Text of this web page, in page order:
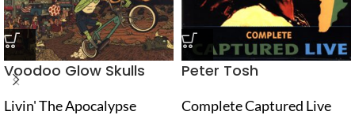
Voodoo Glow Skulls
Livin' The Apocalypse
Peter Tosh
Complete Captured Live